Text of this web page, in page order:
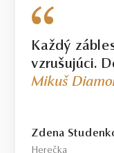
Každý
vzrušujúci.
Mikuš
Zdena
Herečka